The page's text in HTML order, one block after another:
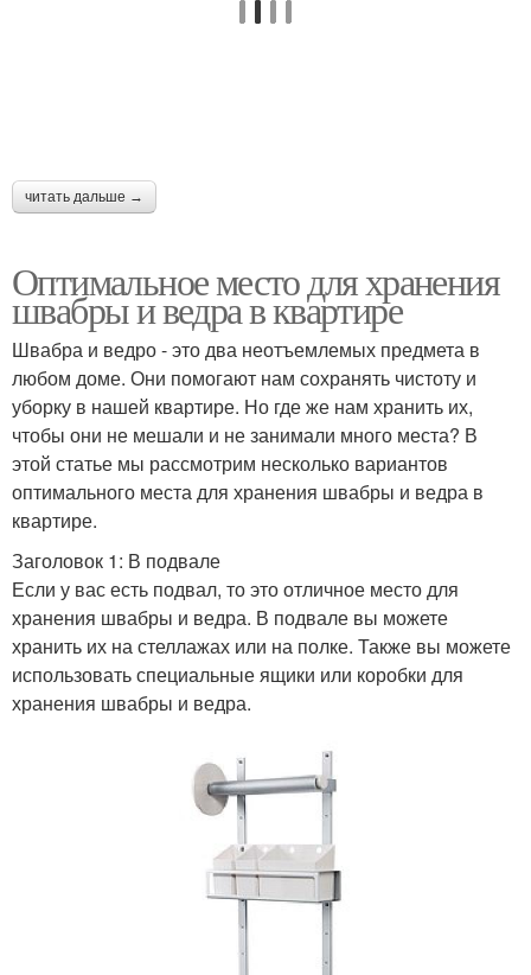
читать дальше →
Оптимальное место для хранения
швабры и ведра в квартире
Швабра и ведро - это два неотъемлемых предмета в
любом доме. Они помогают нам сохранять чистоту и
уборку в нашей квартире. Но где же нам хранить их,
чтобы они не мешали и не занимали много места? В
этой статье мы рассмотрим несколько вариантов
оптимального места для хранения швабры и ведра в
квартире.
Заголовок 1: В подвале
Если у вас есть подвал, то это отличное место для
хранения швабры и ведра. В подвале вы можете
хранить их на стеллажах или на полке. Также вы можете
использовать специальные ящики или коробки для
хранения швабры и ведра.